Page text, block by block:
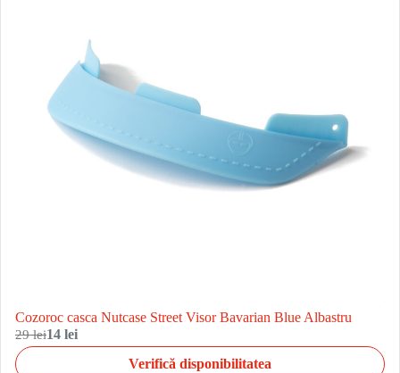
Cozoroc casca Nutcase Street Visor Bavarian Blue Albastru
29 lei14 lei
Verifică disponibilitatea